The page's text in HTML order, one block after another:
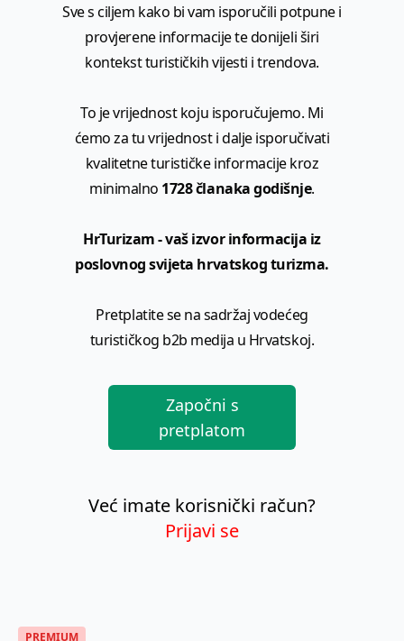
Sve s ciljem kako bi vam isporučili potpune i
provjerene informacije te donijeli širi
kontekst turističkih vijesti i trendova.
To je vrijednost koju isporučujemo. Mi
ćemo za tu vrijednost i dalje isporučivati
kvalitetne turističke informacije kroz
minimalno 1728 članaka godišnje.
HrTurizam - vaš izvor informacija iz
poslovnog svijeta hrvatskog turizma.
Pretplatite se na sadržaj vodećeg
turističkog b2b medija u Hrvatskoj.
Započni s
pretplatom
Već imate korisnički račun?
Prijavi se
PREMIUM